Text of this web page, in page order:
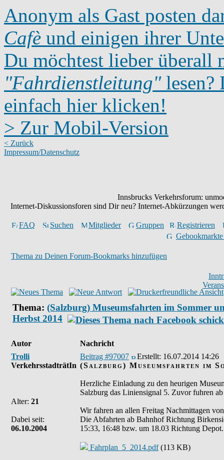
Anonym als Gast posten
Cafè und einigen ihrer
Du möchtest lieber überall
"Fahrdienstleitung"lesen?
einfach hier klicken!
> Zur Mobil-Version
< Zurück
Impressum/Datenschutz
Innsbrucks Verkehrsforum:
Internet-Diskussionsforen sind Dir neu? Internet-Abkürzungen
FAQ Suchen Mitglieder Gruppen
Registrieren
Thema zu Deinen Forum-Bookmarks hinzufügen
Thema: (Salzburg) Museumsfahrten im Sommer
Herbst 2014
Autor
Nachricht
Trolli
VerkehrsstadträtIn
Alter: 21
Dabei seit:
06.10.2004
Beitrag #97007 Erstellt: 16.07.2014 14:26
(Salzburg) Museumsfahrten im
Herzliche Einladung zu den heurigen
Salzburg das Liniensignal 5. Zuvor fuhren
Wir fahren an allen Freitag Nachmittagen
Die Abfahrten ab Bahnhof Richtung
15:33, 16:48 bzw. um 18.03 Richtung Depot.
Fahrplan_5_2014.pdf(113 KB)